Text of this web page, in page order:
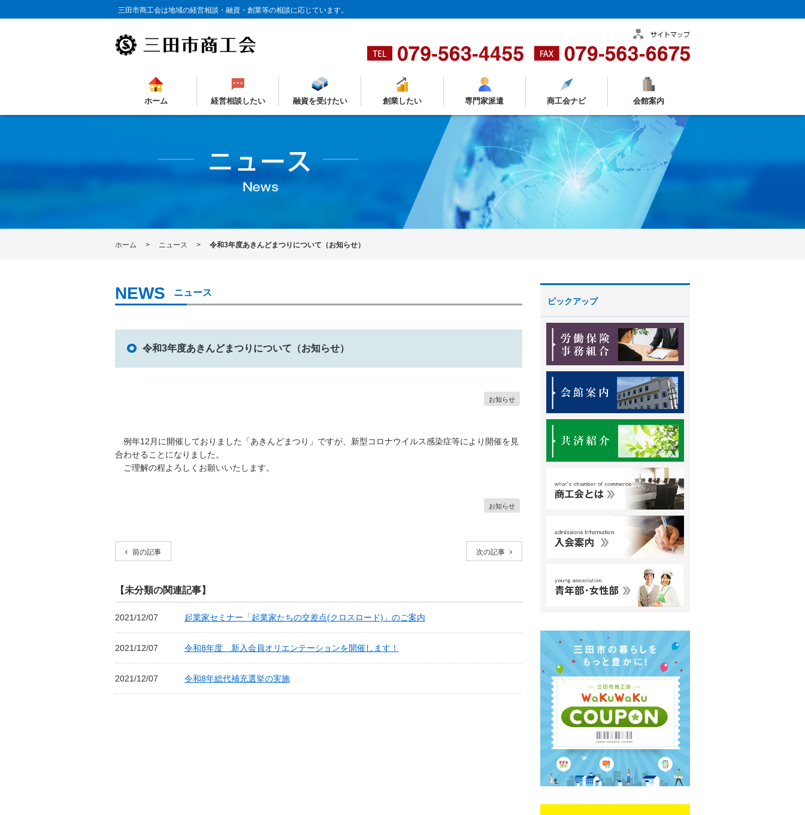
三田市商工会は地域の経営相談・融資・創業等の相談に応じています。
ホーム 経営相談したい 融資を受けたい 創業したい 専門家派遣 商工会ナビ 会館案内
ホーム ニュース 令和3年度あきんどまつりについて（お知らせ）
ニュース
令和3年度あきんどまつりについて（お知らせ）
お知らせ
例年12月に開催しておりました「あきんどまつり」ですが、新型コロナウイルス感染症等により開催を見
合わせることになりました。
ご理解の程よろしくお願いいたします。
お知らせ
前の記事 次の記事
【未分類の関連記事】
2021/12/07 起業家セミナー「起業家たちの交差点(クロスロード)」のご案内
2021/12/07 令和8年度 新入会員オリエンテーションを開催します！
2021/12/07 令和8年総代補充選挙の実施
ピックアップ